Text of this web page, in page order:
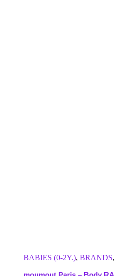
BABIES (0-2Y.), BRANDS,